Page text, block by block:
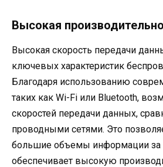
Высокая
Высокая скорость передачи
ключевых характеристик
Благодаря использованию
таких как Wi-Fi или Bluetooth,
скоростей передачи данных,
проводными сетями. Это
большие объемы информации за
обеспечивает высокую